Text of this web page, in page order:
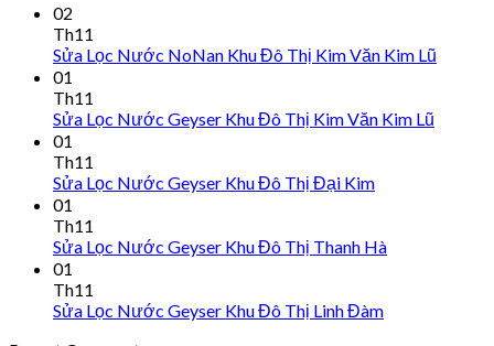
02
Th11
Sửa Lọc Nước NoNan Khu Đô Thị Kim Văn Kim Lũ
01
Th11
Sửa Lọc Nước Geyser Khu Đô Thị Kim Văn Kim Lũ
01
Th11
Sửa Lọc Nước Geyser Khu Đô Thị Đại Kim
01
Th11
Sửa Lọc Nước Geyser Khu Đô Thị Thanh Hà
01
Th11
Sửa Lọc Nước Geyser Khu Đô Thị Linh Đàm